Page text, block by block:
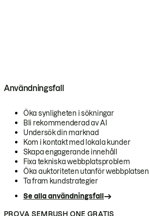
Användningsfall
Öka synligheten i sökningar
Bli rekommenderad av AI
Undersök din marknad
Kom i kontakt med lokala kunder
Skapa engagerande innehåll
Fixa tekniska webbplatsproblem
Öka auktoriteten utanför webbplatsen
Ta fram kundstrategier
Se alla användningsfall
PROVA SEMRUSH ONE GRATIS